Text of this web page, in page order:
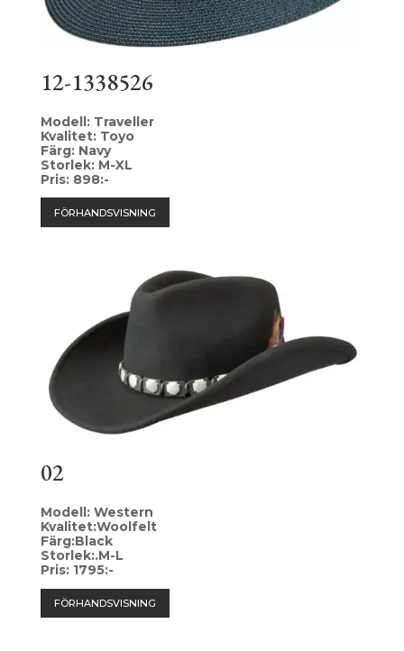
12-1338526
Modell: Traveller
Kvalitet: Toyo
Färg: Navy
Storlek: M-XL
Pris: 898:-
FÖRHANDSVISNING
02
Modell: Western
Kvalitet:Woolfelt
Färg:Black
Storlek:.M-L
Pris: 1795:-
FÖRHANDSVISNING